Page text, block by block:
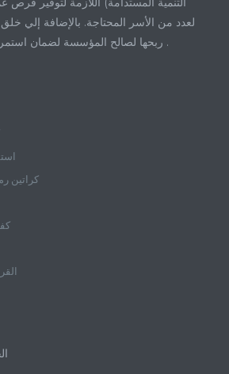
لعدد من الأسر المحتاجة. بالإضافة إلي
ربحها لصالح المؤسسة لضمان استمرارالمساعدات الخيرية .
كراتين